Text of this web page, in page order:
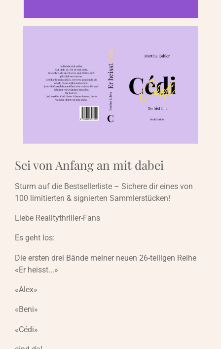
Sei von Anfang an mit dabei
Sturm auf die Bestsellerliste – Sichere dir eines von
100 limitierten & signierten Sammlerstücken!
Liebe Realitythriller-Fans
Es geht los:
Die ersten drei Bände meiner neuen 26-teiligen Reihe
«Er heisst...»
«Alex»
«Beni»
«Cédi»